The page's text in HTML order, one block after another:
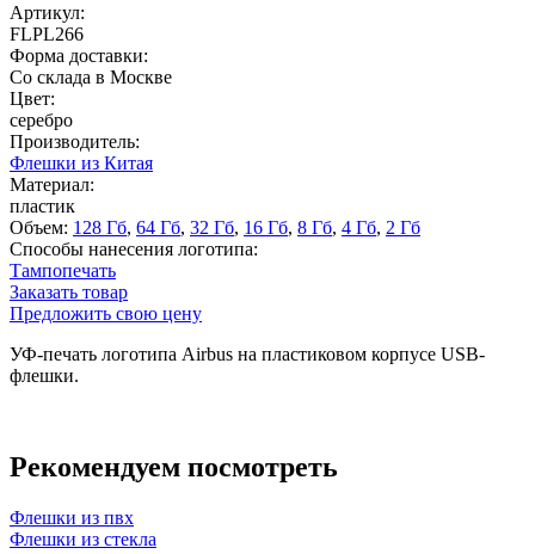
Артикул:
FLPL266
Форма доставки:
Со склада в Москве
Цвет:
серебро
Производитель:
Флешки из Китая
Материал:
пластик
Объем: 128 Гб, 64 Гб, 32 Гб, 16 Гб, 8 Гб, 4 Гб, 2 Гб
Способы нанесения логотипа:
Тампопечать
Заказать товар
Предложить свою цену
УФ-печать логотипа Airbus на пластиковом корпусе USB-
флешки.
Рекомендуем посмотреть
Флешки из пвх
Флешки из стекла